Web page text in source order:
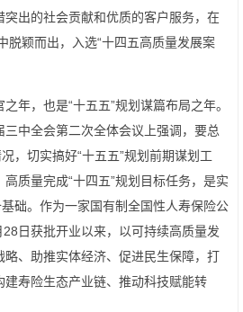
突出的社会贡献和优质的客户服务，在
脱颖而出，入选“十四五高质量发展案
年，也是“十五五”规划谋篇布局之年。
中全会第二次全体会议上强调，要总
，切实搞好“十五五”规划前期谋划工
质量完成“十四五”规划目标任务，是实
础。作为一家国有制全国性人寿保险公
日获批开业以来，以可持续高质量发
略、助推实体经济、促进民生保障，打
寿险生态产业链、推动科技赋能转